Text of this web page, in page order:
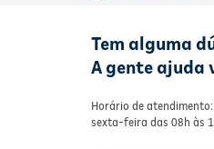
Tem alguma
A gente ajuda
Horário de
sexta-feira das 08h às